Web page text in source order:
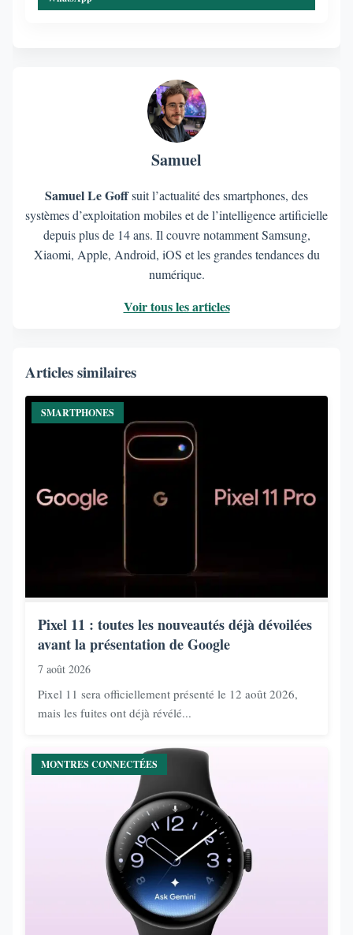
Samuel
Samuel Le Goffsuit l’actualité des smartphones, des
systèmes d’exploitation mobiles et de l’intelligence artificielle
depuis plus de 14 ans. Il couvre notamment Samsung,
Xiaomi, Apple, Android, iOS et les grandes tendances du
numérique.
Voir tous les articles
Articles similaires
SMARTPHONES
Pixel 11 : toutes les nouveautés déjà dévoilées
avant la présentation de Google
7 août 2026
Pixel 11 sera officiellement présenté le 12 août 2026,
mais les fuites ont déjà révélé...
MONTRES CONNECTÉES